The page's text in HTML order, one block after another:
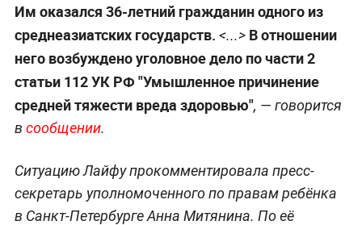
Им оказался 36-летний гражданин одного из
среднеазиатских государств. <...>В отношении
него возбуждено уголовное дело по части 2
статьи 112 УК РФ "Умышленное причинение
средней тяжести вреда здоровью", — говорится
в сообщении.
Ситуацию Лайфу прокомментировала пресс-
секретарь уполномоченного по правам ребёнка
в Санкт-Петербурге Анна Митянина. По её